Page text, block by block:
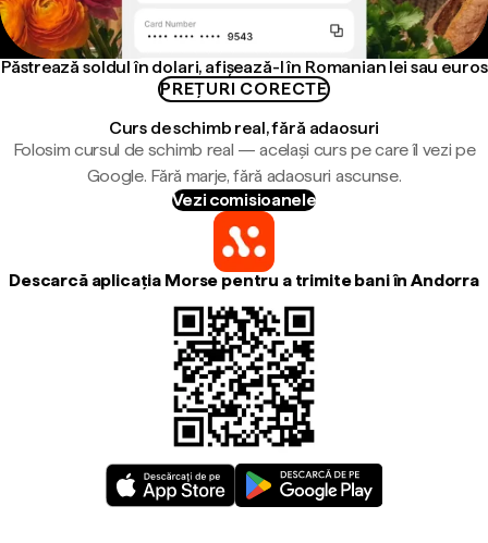
Păstrează soldul în dolari, afișează-l în Romanian lei sau euros
PREȚURI CORECTE
Curs de schimb real, fără adaosuri
Folosim cursul de schimb real — același curs pe care îl vezi pe
Google. Fără marje, fără adaosuri ascunse.
Vezi comisioanele
Descarcă aplicația Morse pentru a trimite bani în Andorra